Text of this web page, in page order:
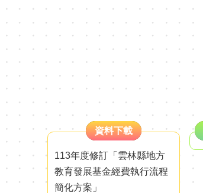
資料下載
113年度修訂「雲林縣地方
教育發展基金經費執行流程
簡化方案」